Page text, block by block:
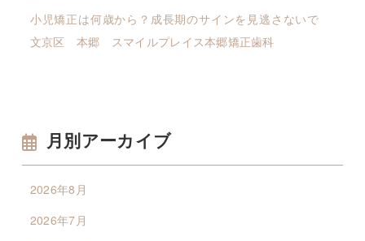
小児矯正は何歳から？成長期のサインを見逃さないで
文京区 本郷 スマイルプレイス本郷矯正歯科
月別アーカイブ
2026年8月
2026年7月